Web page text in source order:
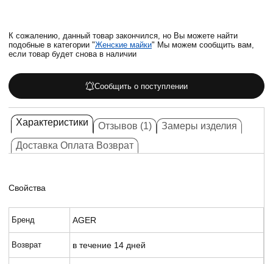
К сожалению, данный товар закончился, но Вы можете найти
подобные в категории "Женские майки" Мы можем сообщить вам,
если товар будет снова в наличии
Сообщить о поступлении
Характеристики Отзывов (1)
Замеры изделия
Доставка Оплата Возврат
Свойства
Бренд AGER
Возврат в течение 14 дней